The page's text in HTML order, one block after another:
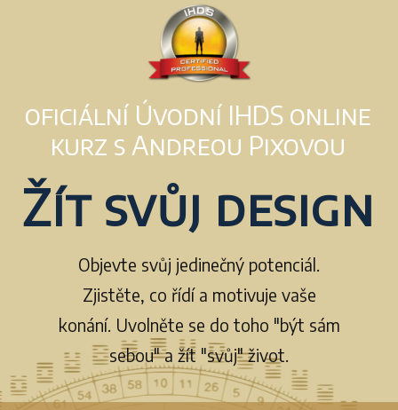
oficiální Úvodní IHDS online
kurz s Andreou Pixovou
Žít svůj design
Objevte svůj jedinečný potenciál.
Zjistěte, co řídí a motivuje vaše
konání. Uvolněte se do toho "být sám
sebou" a žít "svůj" život.